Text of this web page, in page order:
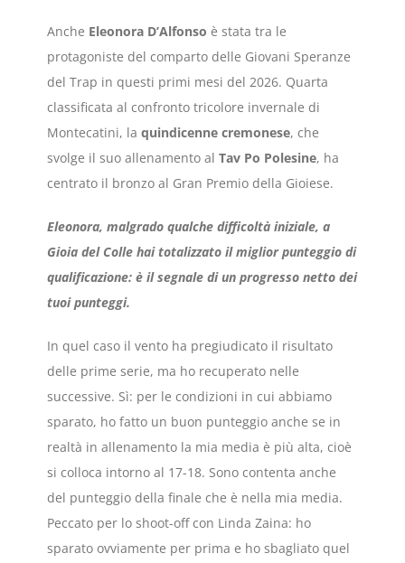
Anche Eleonora D’Alfonso è stata tra le
protagoniste del comparto delle Giovani Speranze
del Trap in questi primi mesi del 2026. Quarta
classificata al confronto tricolore invernale di
Montecatini, laquindicenne cremonese, che
svolge il suo allenamento alTav Po Polesine, ha
centrato il bronzo al Gran Premio della Gioiese.
Eleonora, malgrado qualche difficoltà iniziale, a
Gioia del Colle hai totalizzato il miglior punteggio di
qualificazione: è il segnale di un progresso netto dei
tuoi punteggi.
In quel caso il vento ha pregiudicato il risultato
delle prime serie, ma ho recuperato nelle
successive. Sì: per le condizioni in cui abbiamo
sparato, ho fatto un buon punteggio anche se in
realtà in allenamento la mia media è più alta, cioè
si colloca intorno al 17-18. Sono contenta anche
del punteggio della finale che è nella mia media.
Peccato per lo shoot-off con Linda Zaina: ho
sparato ovviamente per prima e ho sbagliato quel